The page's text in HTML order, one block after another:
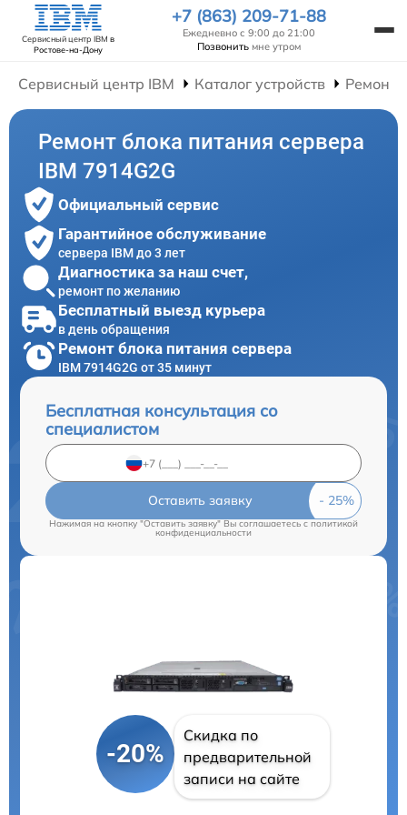
Сервисный центр IBM в
Ростове-на-Дону
+7 (863) 209-71-88
Ежедневно с 9:00 до 21:00
Позвонить мне утром
Сервисный центр IBM Каталог устройств Ремонт
Ремонт блока питания сервера
IBM 7914G2G
Официальный сервис
Гарантийное обслуживание
сервера IBM до 3 лет
Диагностика за наш счет,
ремонт по желанию
Бесплатный выезд курьера
в день обращения
Ремонт блока питания сервера
IBM 7914G2G от 35 минут
Бесплатная консультация со
специалистом
Оставить заявку
Нажимая на кнопку "Оставить заявку" Вы соглашаетесь c политикой
конфиденциальности
-20%
Скидка по
предварительной
записи на сайте